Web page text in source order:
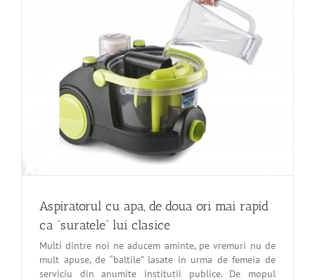
Aspiratorul cu apa, de doua ori mai rapid
ca “suratele” lui clasice
Multi dintre noi ne aducem aminte, pe vremuri nu de
mult apuse, de “baltile” lasate in urma de femeia de
serviciu din anumite institutii publice. De mopul